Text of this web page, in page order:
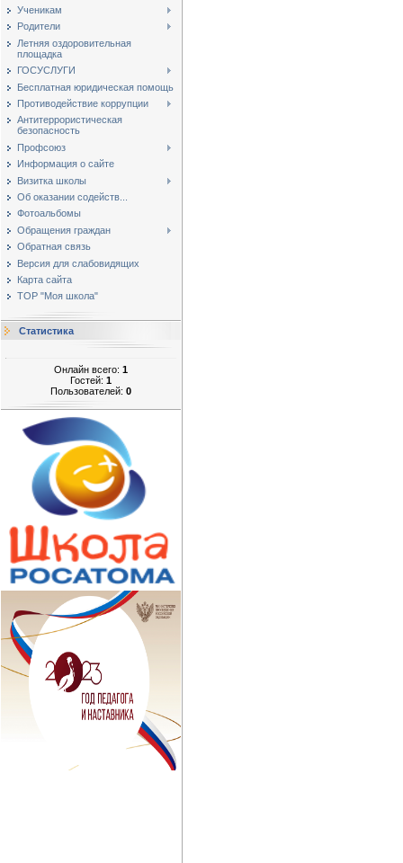
Ученикам
Родители
Летняя оздоровительная
площадка
ГОСУСЛУГИ
Бесплатная юридическая помощь
Противодействие коррупции
Антитеррористическая
безопасность
Профсоюз
Информация о сайте
Визитка школы
Об оказании содейств...
Фотоальбомы
Обращения граждан
Обратная связь
Версия для слабовидящих
Карта сайта
ТОР "Моя школа"
Статистика
Онлайн всего: 1
Гостей: 1
Пользователей: 0